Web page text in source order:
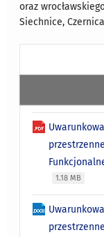
oraz
Siechnice,
1.18 MB